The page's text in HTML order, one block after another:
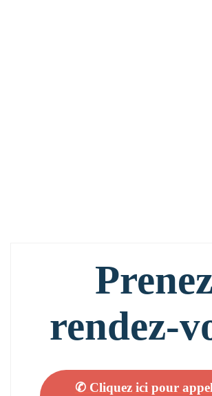
Prenez
rendez-
✆ Cliquez ici pour